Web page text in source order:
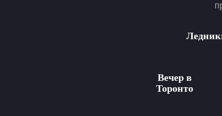
Вечер в
Торонто